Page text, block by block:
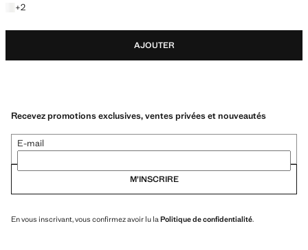
+2
+2 couleurs
AJOUTER
Recevez promotions exclusives, ventes privées et nouveautés
E-mail
M’INSCRIRE
En vous inscrivant, vous confirmez avoir lu la Politique de confidentialité.